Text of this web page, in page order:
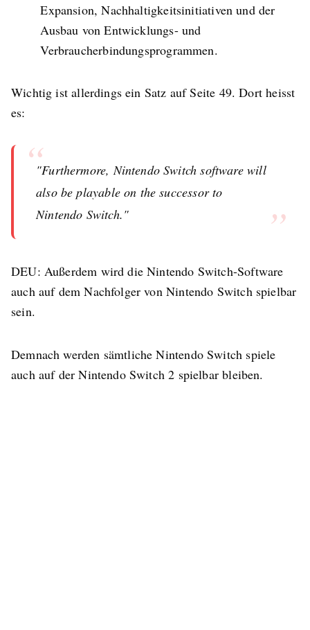
Expansion, Nachhaltigkeitsinitiativen und der
Ausbau von Entwicklungs- und
Verbraucherbindungsprogrammen.
Wichtig ist allerdings ein Satz auf Seite 49. Dort heisst
es:
“
”
"Furthermore, Nintendo Switch software will
also be playable on the successor to
Nintendo Switch."
DEU: Außerdem wird die Nintendo Switch-Software
auch auf dem Nachfolger von Nintendo Switch spielbar
sein.
Demnach werden sämtliche Nintendo Switch spiele
auch auf der Nintendo Switch 2 spielbar bleiben.